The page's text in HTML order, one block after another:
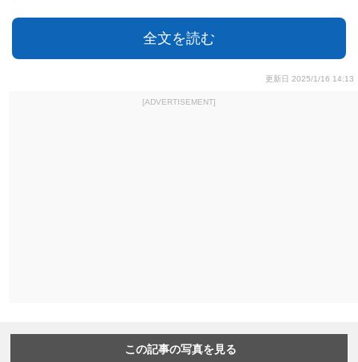
全文を読む
更新日 2025/1/16 14:13
[ADVERTISEMENT]
この記事の写真を見る